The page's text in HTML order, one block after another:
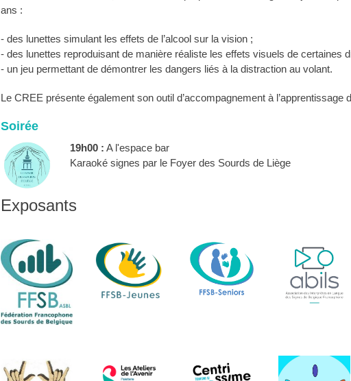
ans :
- des lunettes simulant les effets de l’alcool sur la vision ;
- des lunettes reproduisant de manière réaliste les effets visuels de certaines
- un jeu permettant de démontrer les dangers liés à la distraction au volant.
Le CREE présente également son outil d’accompagnement à l’apprentissage
Soirée
19h00 : A l'espace bar
Karaoké signes par le Foyer des Sourds de Liège
Exposants